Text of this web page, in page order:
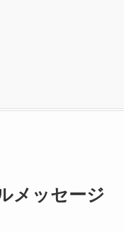
メッセージ